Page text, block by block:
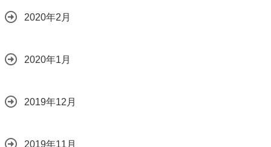
2020年2月
2020年1月
2019年12月
2019年11月